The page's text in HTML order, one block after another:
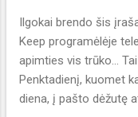
Ilgokai brendo šis
Keep programėlėje
apimties vis trūko...
Penktadienį, kuomet
diena, į pašto dėžutę